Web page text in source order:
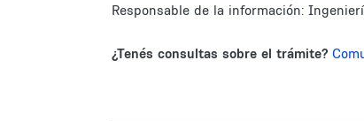
Responsable de la información:
¿Tenés consultas sobre el trámite?